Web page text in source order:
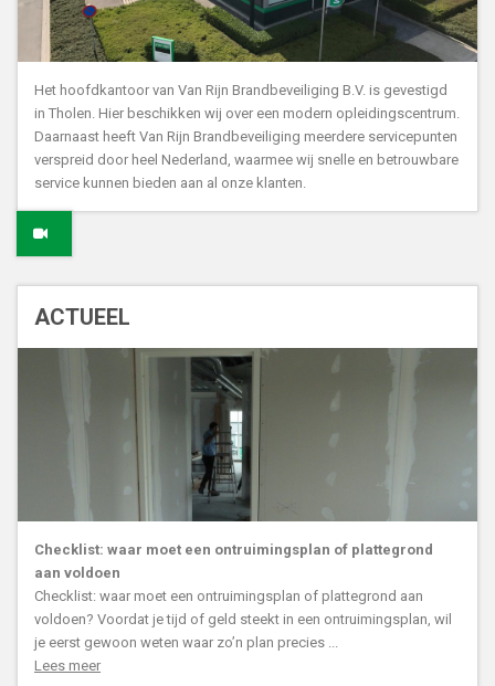
Het hoofdkantoor van Van Rijn Brandbeveiliging B.V. is gevestigd
in Tholen. Hier beschikken wij over een modern opleidingscentrum.
Daarnaast heeft Van Rijn Brandbeveiliging meerdere servicepunten
verspreid door heel Nederland, waarmee wij snelle en betrouwbare
service kunnen bieden aan al onze klanten.
ACTUEEL
Checklist: waar moet een ontruimingsplan of plattegrond
aan voldoen
Checklist: waar moet een ontruimingsplan of plattegrond aan
voldoen? Voordat je tijd of geld steekt in een ontruimingsplan, wil
je eerst gewoon weten waar zo’n plan precies ...
Lees meer